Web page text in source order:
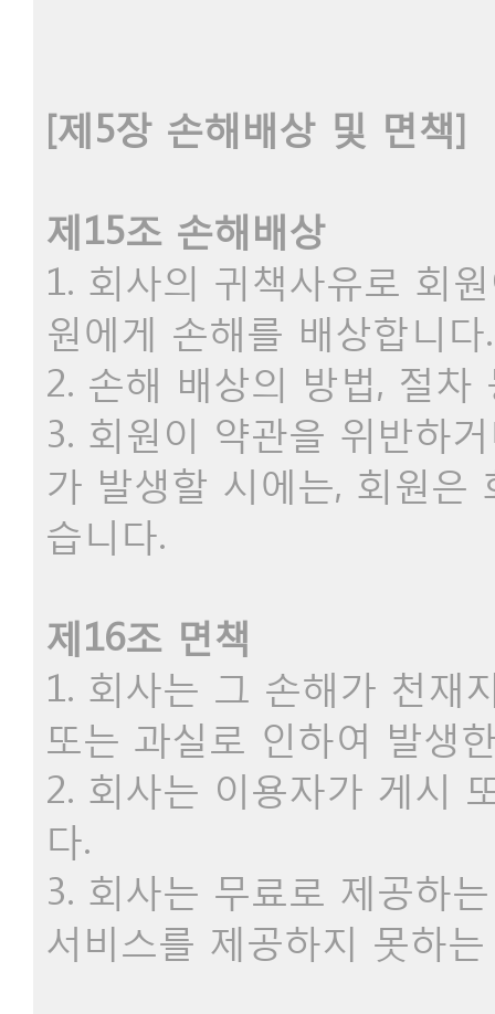
[제5장 손해배상 및 면책]
제15조 손해배상
1. 회사의 귀책사유로 회
원에게 손해를 배상합니다.
2. 손해 배상의 방법, 절차
3. 회원이 약관을 위반하
가 발생할 시에는, 회원은
습니다.
제16조 면책
1. 회사는 그 손해가 천재
또는 과실로 인하여 발생
2. 회사는 이용자가 게시
다.
3. 회사는 무료로 제공하
서비스를 제공하지 못하